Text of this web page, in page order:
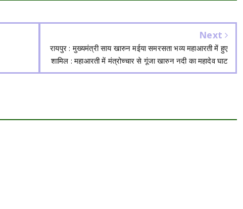
Next
रायपुर : मुख्यमंत्री साय खारुन मईया समरसता भव्य महाआरती में हुए
शामिल : महाआरती में मंत्रोच्चार से गूंजा खारुन नदी का महादेव घाट